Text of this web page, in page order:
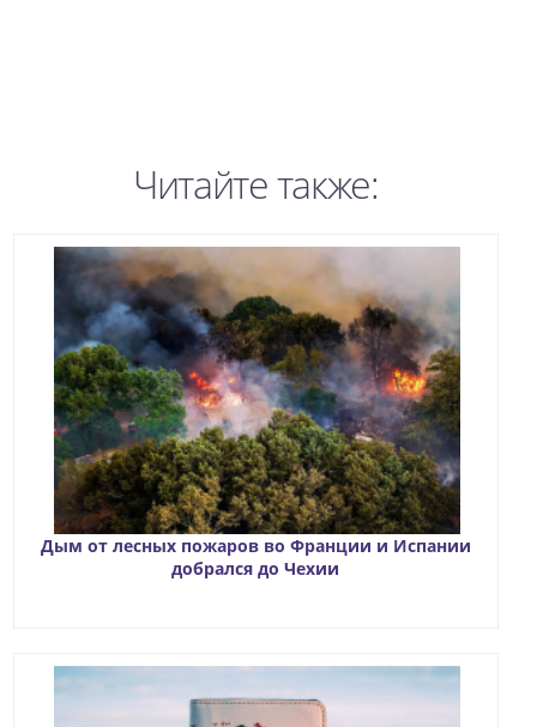
Читайте также:
Дым от лесных пожаров во Франции и Испании
добрался до Чехии